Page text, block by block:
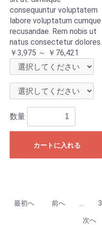
consequuntur voluptatem
labore voluptatum cumque
recusandae. Rem nobis ut
natus consectetur dolores.
￥3,975 ～ ￥76,421
数量
カートに入れる
最初へ 前へ 3
次へ